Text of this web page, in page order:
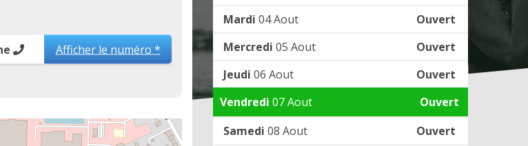
Afficher le numéro *
Mardi 04 Aout
Ouvert
Mercredi 05 Aout
Ouvert
Jeudi 06 Aout
Ouvert
Vendredi 07 Aout
Ouvert
Samedi 08 Aout
Ouvert